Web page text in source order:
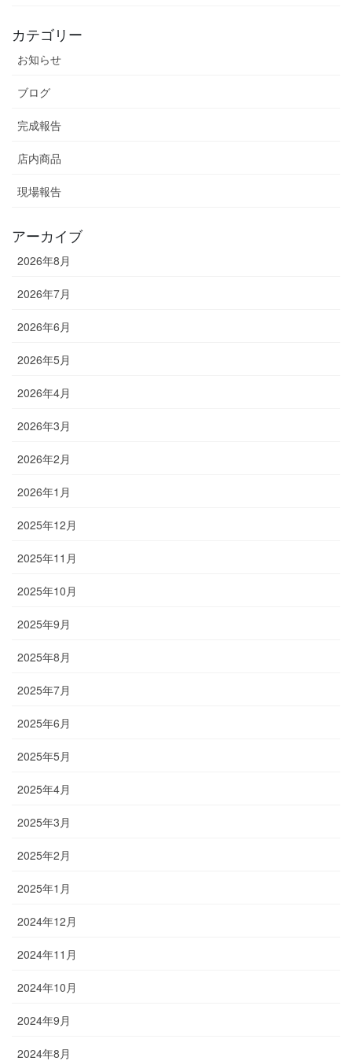
カテゴリー
お知らせ
ブログ
完成報告
店内商品
現場報告
アーカイブ
2026年8月
2026年7月
2026年6月
2026年5月
2026年4月
2026年3月
2026年2月
2026年1月
2025年12月
2025年11月
2025年10月
2025年9月
2025年8月
2025年7月
2025年6月
2025年5月
2025年4月
2025年3月
2025年2月
2025年1月
2024年12月
2024年11月
2024年10月
2024年9月
2024年8月